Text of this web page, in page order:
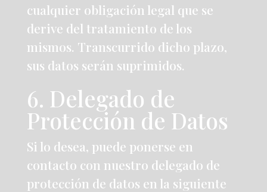
cualquier obligación legal que se
derive del tratamiento de los
mismos. Transcurrido dicho plazo,
sus datos serán suprimidos.
6. Delegado de
Protección de Datos
Si lo desea, puede ponerse en
contacto con nuestro delegado de
protección de datos en la siguiente